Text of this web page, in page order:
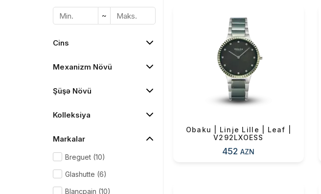
~
Cins
Mexanizm Növü
Şüşə Növü
Kolleksiya
Markalar
Breguet (10)
Glashutte (6)
Blancpain (10)
Obaku | Linje Lille | Leaf |
V292LXOESS
452AZN